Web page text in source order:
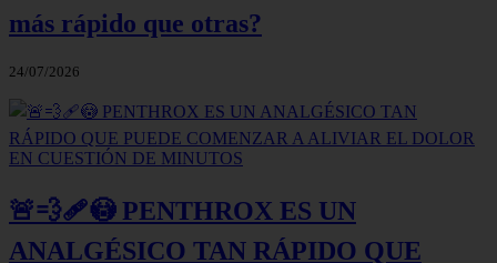
más rápido que otras?
24/07/2026
🚨💨🩹😳 PENTHROX ES UN
ANALGÉSICO TAN RÁPIDO QUE